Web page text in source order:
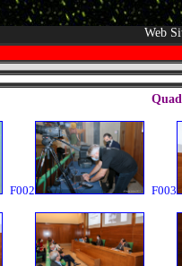
Web
F002 F003